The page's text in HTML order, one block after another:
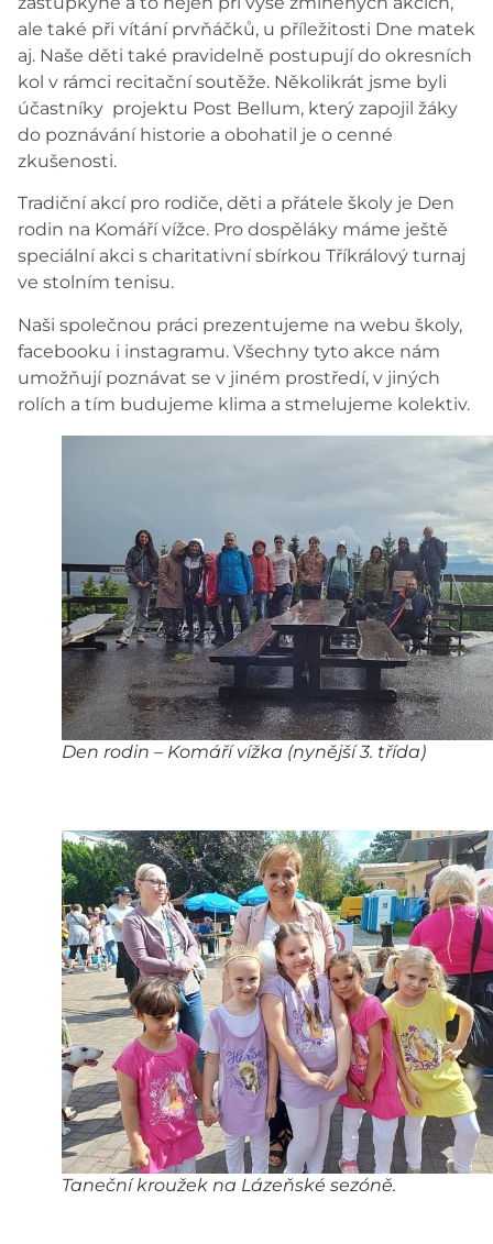
ale také při vítání prvňáčků, u příležitosti Dne matek
aj. Naše děti také pravidelně postupují do okresních
kol v rámci recitační soutěže. Několikrát jsme byli
účastníky projektu Post Bellum, který zapojil žáky
do poznávání historie a obohatil je o cenné
zkušenosti.
Tradiční akcí pro rodiče, děti a přátele školy je Den
rodin na Komáří vížce. Pro dospěláky máme ještě
speciální akci s charitativní sbírkou Tříkrálový turnaj
ve stolním tenisu.
Naši společnou práci prezentujeme na webu školy,
facebooku i instagramu. Všechny tyto akce nám
umožňují poznávat se v jiném prostředí, v jiných
rolích a tím budujeme klima a stmelujeme kolektiv.
Den rodin – Komáří vížka (nynější 3. třída)
Taneční kroužek na Lázeňské sezóně.